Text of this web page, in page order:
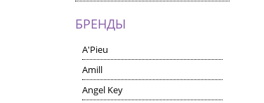
БРЕНДЫ
A'Pieu
Amill
Angel Key